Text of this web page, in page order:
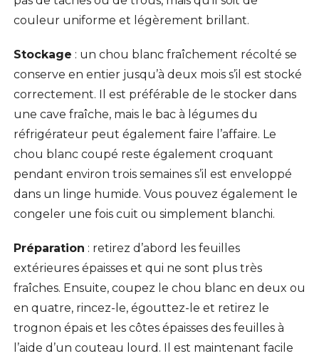
couleur uniforme et légèrement brillant.
Stockage : un chou blanc fraîchement récolté se
conserve en entier jusqu’à deux mois s’il est stocké
correctement. Il est préférable de le stocker dans
une cave fraîche, mais le bac à légumes du
réfrigérateur peut également faire l’affaire. Le
chou blanc coupé reste également croquant
pendant environ trois semaines s’il est enveloppé
dans un linge humide. Vous pouvez également le
congeler une fois cuit ou simplement blanchi.
Préparation : retirez d’abord les feuilles
extérieures épaisses et qui ne sont plus très
fraîches. Ensuite, coupez le chou blanc en deux ou
en quatre, rincez-le, égouttez-le et retirez le
trognon épais et les côtes épaisses des feuilles à
l’aide d’un couteau lourd. Il est maintenant facile